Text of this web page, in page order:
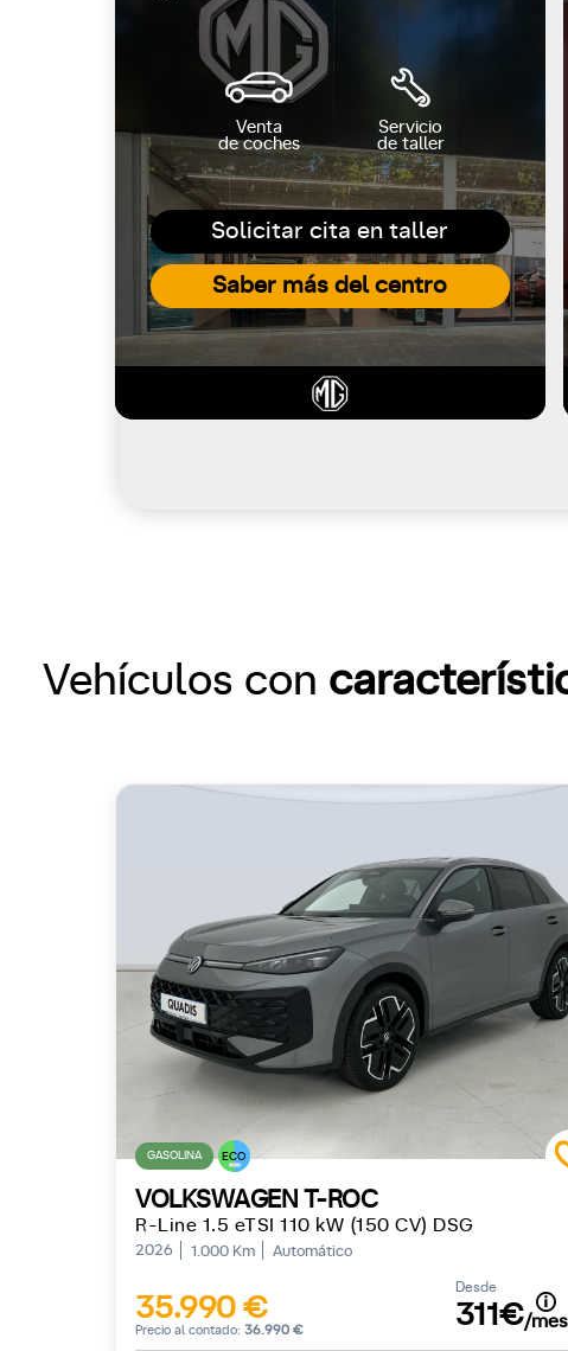
Solicitar cita en taller
Saber más del centro
Venta
de coches
Servicio
de taller
Vehículos con
GASOLINA ECO
VOLKSWAGEN T-ROC
R-Line 1.5 eTSI 110 kW (150 CV) DSG
2026 1.000 Km Automático
35.990 €
Precio al contado: 36.990 €
Desde
311€/mes